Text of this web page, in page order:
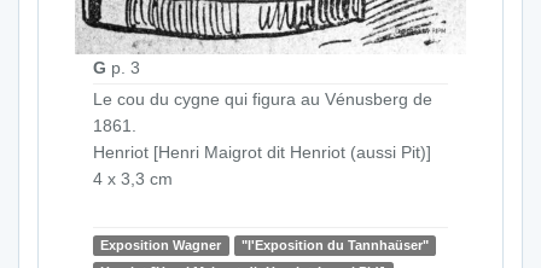
G p. 3
Le cou du cygne qui figura au Vénusberg de
1861.
Henriot [Henri Maigrot dit Henriot (aussi Pit)]
4 x 3,3 cm
Exposition Wagner
"l'Exposition du Tannhaüser"